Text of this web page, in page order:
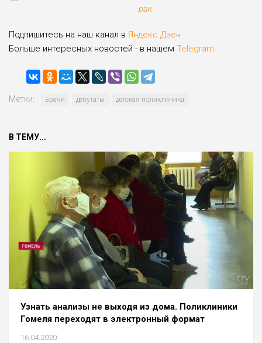
рак
Подпишитесь на наш канал в Яндекс.Дзен
Больше интересных новостей - в нашем Telegram
Метки: врачи депутаты детская поликлиника
В ТЕМУ...
Узнать анализы не выходя из дома. Поликлиники
Гомеля переходят в электронный формат
16.04.2020